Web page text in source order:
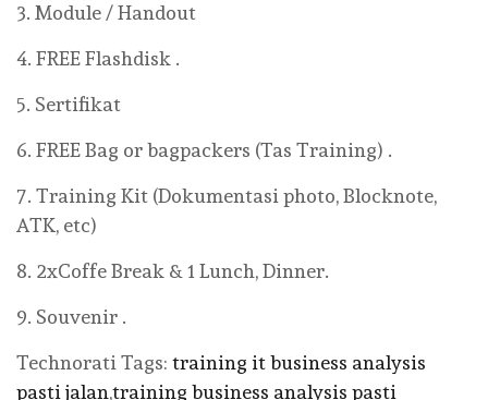
3. Module / Handout
4. FREE Flashdisk .
5. Sertifikat
6. FREE Bag or bagpackers (Tas Training) .
7. Training Kit (Dokumentasi photo, Blocknote,
ATK, etc)
8. 2xCoffe Break & 1 Lunch, Dinner.
9. Souvenir .
Technorati Tags: training it business analysis
pasti jalan,training business analysis pasti